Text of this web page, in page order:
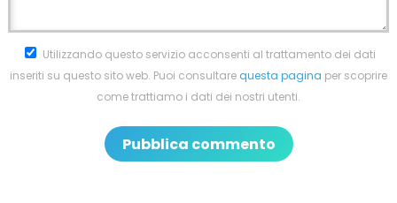
Utilizzando questo servizio acconsenti al trattamento dei dati
inseriti su questo sito web. Puoi consultarequesta pagina per scoprire
come trattiamo i dati dei nostri utenti.